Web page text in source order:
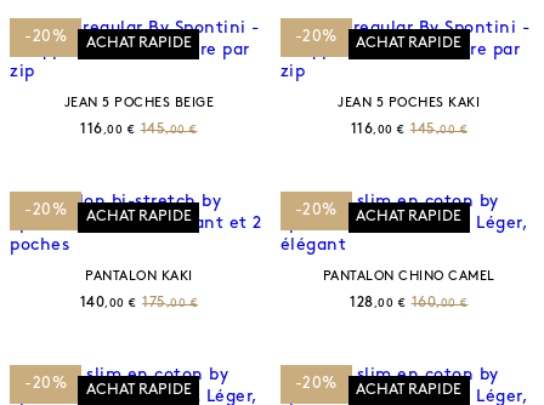
-20% ACHAT RAPIDE
JEAN 5 POCHES BEIGE
116 ,00 € 145,00 €
-20% ACHAT RAPIDE
JEAN 5 POCHES KAKI
116,00 € 145,00 €
-20% ACHAT RAPIDE
PANTALON KAKI
140,00 € 175,00 €
-20% ACHAT RAPIDE
PANTALON CHINO CAMEL
128 ,00 € 160,00 €
-20% ACHAT RAPIDE -20% ACHAT RAPIDE